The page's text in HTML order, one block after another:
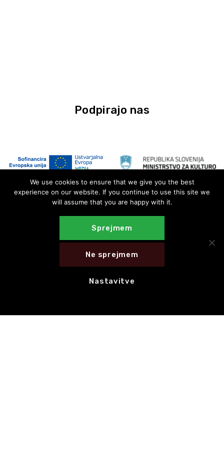
Podpirajo nas
We use cookies to ensure that we give you the best
experience on our website. If you continue to use this site we
will assume that you are happy with it.
Sprejmem
Ne sprejmem
Nastavitve